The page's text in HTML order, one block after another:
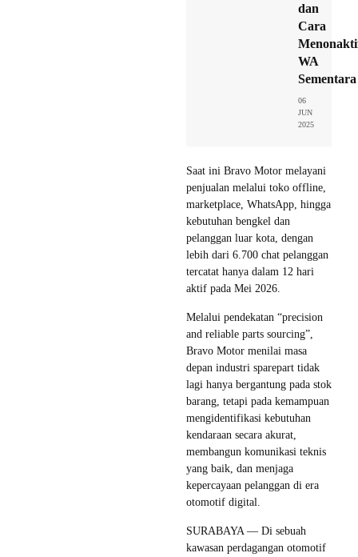
dan
Cara
WA
Sementara
06
JUN
2025
Saat ini Bravo Motor melayani
penjualan melalui toko offline,
marketplace, WhatsApp, hingga
kebutuhan bengkel dan
pelanggan luar kota, dengan
lebih dari 6.700 chat pelanggan
tercatat hanya dalam 12 hari
aktif pada Mei 2026.
Melalui pendekatan “precision
and reliable parts sourcing”,
Bravo Motor menilai masa
depan industri sparepart tidak
lagi hanya bergantung pada stok
barang, tetapi pada kemampuan
mengidentifikasi kebutuhan
kendaraan secara akurat,
membangun komunikasi teknis
yang baik, dan menjaga
kepercayaan pelanggan di era
otomotif digital.
SURABAYA — Di sebuah
kawasan perdagangan otomotif